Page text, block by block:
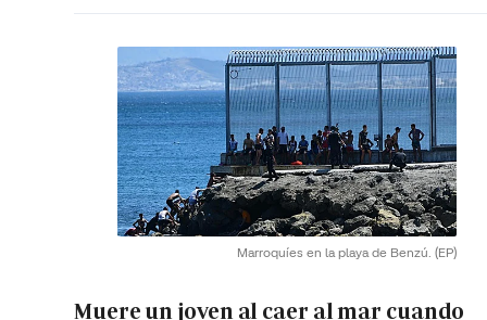
Marroquíes en la playa de Benzú. (EP)
Muere un joven al caer al mar cuando